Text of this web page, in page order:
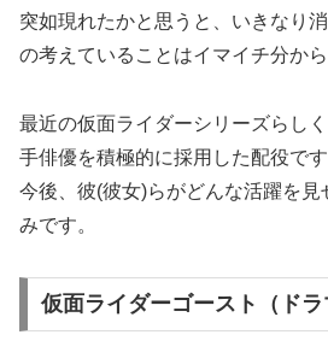
突如現れたかと思うと、いきなり
の考えていることはイマイチ分から
最近の仮面ライダーシリーズらし
手俳優を積極的に採用した配役です
今後、彼(彼女)らがどんな活躍を見
みです。
仮面ライダーゴースト（ドラ